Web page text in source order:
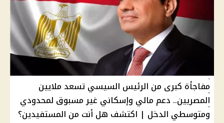
مفاجأة كبرى من الرئيس السيسي تسعد ملايين
المصريين.. دعم مالي وإسكاني غير مسبوق لمحدودي
ومتوسطي الدخل | اكتشف هل أنت من المستفيدين؟